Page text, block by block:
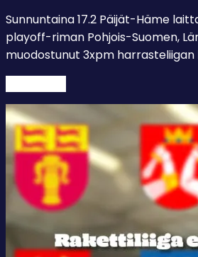
Sunnuntaina 17.2 Päijät-Häme
playoff-riman Pohjois-Suomen,
muodostunut 3xpm